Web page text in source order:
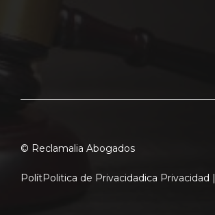
© Reclamalia Abogados
PolítPolitica de Privacidadica Privacidad |